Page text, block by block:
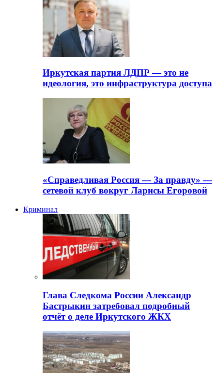
Иркутская партия ЛДПР — это не
идеология, это инфраструктура доступа
«Справедливая Россия — За правду» —
сетевой клуб вокруг Ларисы Егоровой
Криминал
Глава Следкома России Александр
Бастрыкин затребовал подробный
отчёт о деле Иркутского ЖКХ